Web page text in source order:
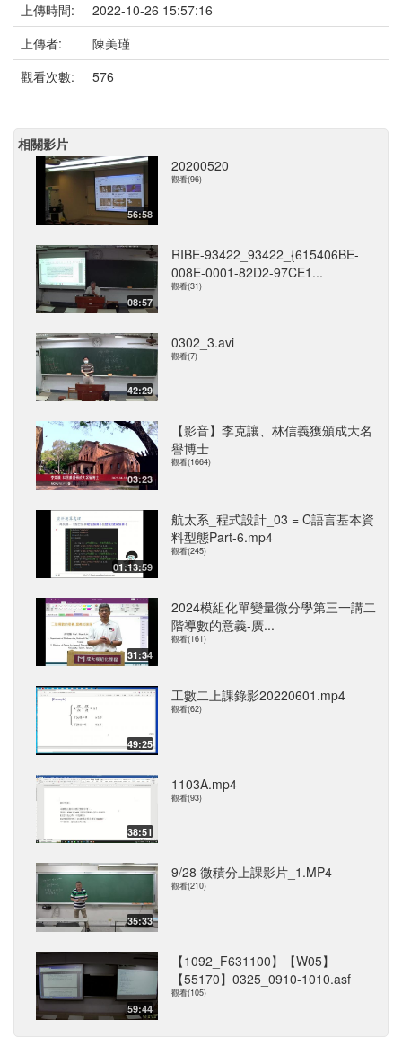
上傳時間:
2022-10-26 15:57:16
上傳者:
陳美瑾
觀看次數:
576
相關影片
56:58
20200520
觀看(96)
08:57
RIBE-93422_93422_{615406BE-
008E-0001-82D2-97CE1...
觀看(31)
42:29
0302_3.avi
觀看(7)
03:23
【影音】李克讓、林信義獲頒成大名
譽博士
觀看(1664)
01:13:59
航太系_程式設計_03 = C語言基本資
料型態Part-6.mp4
觀看(245)
31:34
2024模組化單變量微分學第三一講二
階導數的意義-廣...
觀看(161)
49:25
工數二上課錄影20220601.mp4
觀看(62)
38:51
1103A.mp4
觀看(93)
35:33
9/28 微積分上課影片_1.MP4
觀看(210)
59:44
【1092_F631100】【W05】
【55170】0325_0910-1010.asf
觀看(105)